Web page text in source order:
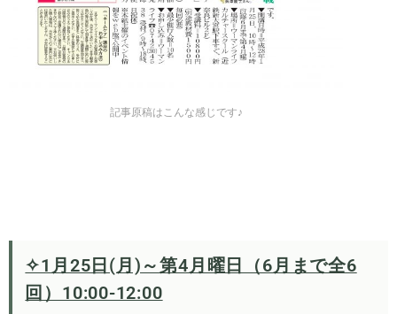
記事原稿はこんな感じです♪
✧1月25日(月)～第4月曜日（6月まで全6
回）10:00-12:00